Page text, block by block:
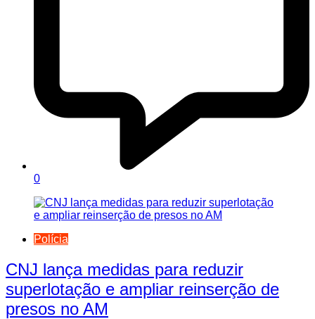
0
Polícia
CNJ lança medidas para reduzir
superlotação e ampliar reinserção de
presos no AM